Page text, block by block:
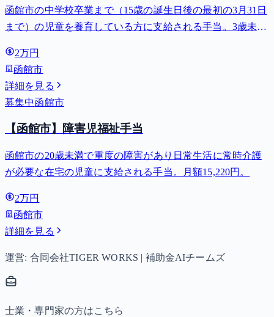
函館市の中学校卒業まで（15歳の誕生日後の最初の3月31日
まで）の児童を養育している方に支給される手当。3歳未満
子以降は15,000円）、中学生は月額10,000円。
2万円
函館市
詳細を見る
募集中函館市
【函館市】障害児福祉手当
函館市の20歳未満で重度の障害があり日常生活に常時介護
が必要な在宅の児童に支給される手当。月額15,220円。
2万円
函館市
詳細を見る
運営: 合同会社TIGER WORKS | 補助金AIチームズ
士業・専門家の方はこちら